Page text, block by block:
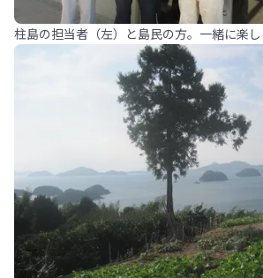
柱島の担当者（左）と島民の方。一緒に楽し